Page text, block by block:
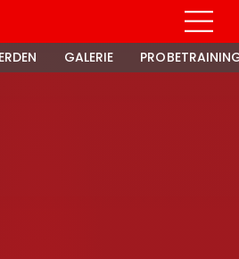
GALERIE